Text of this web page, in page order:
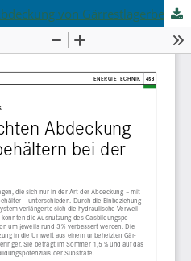
Effekte der gasdichten Abdeckung von Gärrestlagerbehältern bei der Biogasgewinnung